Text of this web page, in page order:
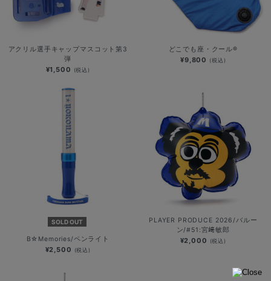
アクリル選手キャップマスコット第3
弾
¥1,500 (税込)
どこでも座・クール®
¥9,800 (税込)
SOLD OUT
B☆Memories/ペンライト
¥2,500 (税込)
PLAYER PRODUCE 2026/バルー
ン/#51:宮﨑敏郎
¥2,000 (税込)